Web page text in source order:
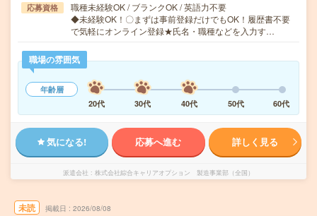
応募資格
職種未経験OK / ブランクOK / 英語力不要
◆未経験OK！〇まずは事前登録だけでもOK！履歴書不要
で気軽にオンライン登録★氏名・職種などを入力す…
職場の雰囲気
年齢層
20代
30代 40代 50代 60代
気になる! 応募へ進む 詳しく見る
派遣会社 株式会社綜合キャリアオプション 製造事業部（全国）
未読 掲載日 2026/08/08